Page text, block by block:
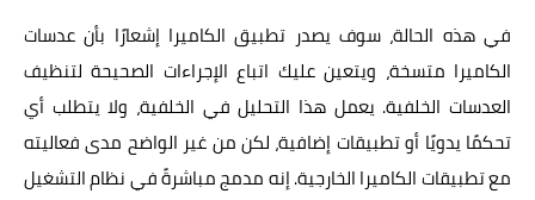
في هذه الحالة، سوف يصدر تطبيق الكاميرا إشعارًا بأن عدسات
الكاميرا متسخة، ويتعين عليك اتباع الإجراءات الصحيحة لتنظيف
العدسات الخلفية. يعمل هذا التحليل في الخلفية، ولا يتطلب أي
تحكمًا يدويًا أو تطبيقات إضافية، لكن من غير الواضح مدى فعاليته
مع تطبيقات الكاميرا الخارجية. إنه مدمج مباشرةً في نظام التشغيل